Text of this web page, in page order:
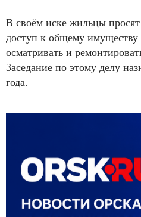
В своём иске жильцы просят
доступ к общему имуществу
осматривать и
Заседание по этому делу
года.